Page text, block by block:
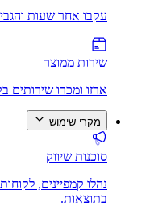
עקבו אחר שעות
שירות ממוצר
ארזו ומכרו שירותים
מקרי שימוש
סוכנות שיווק
נהלו קמפיינים,
בתוצאות.